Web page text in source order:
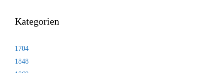
Kategorien
1704
1848